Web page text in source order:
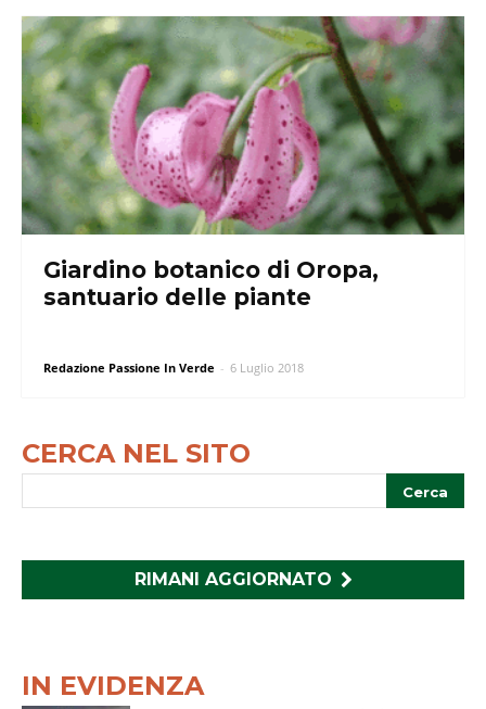
Giardino botanico di Oropa,
santuario delle piante
Redazione Passione In Verde - 6 Luglio 2018
CERCA NEL SITO
RIMANI AGGIORNATO
IN EVIDENZA